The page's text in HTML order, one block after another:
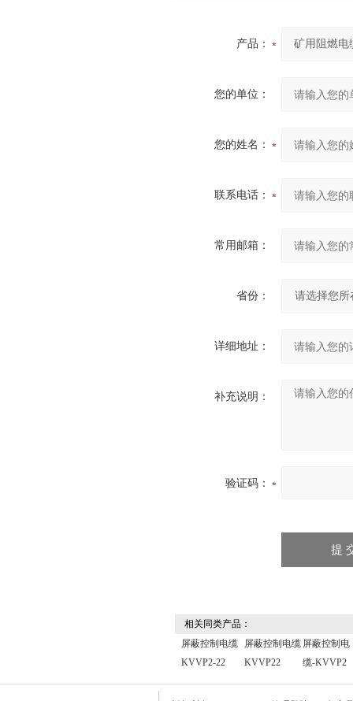
产品：
您的单位：
您的姓名：
联系电话：
常用邮箱：
省份：
详细地址：
补充说明：
验证码：
相关同类产品：
屏蔽控制电缆
KVVP2-22
屏蔽控制电缆
KVVP22
屏蔽控制电
缆-KVVP2